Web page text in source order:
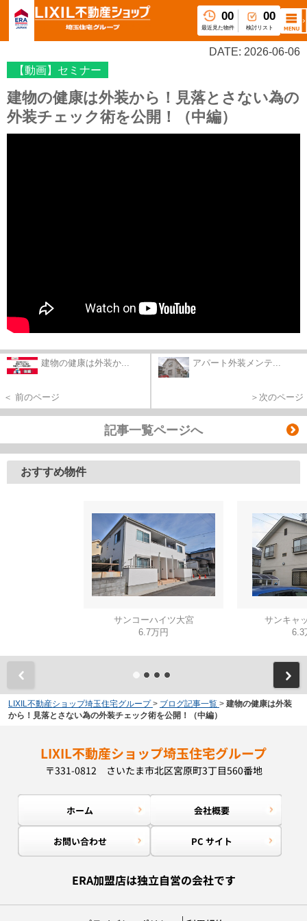
00
最近見た物件
00
検討リスト
DATE: 2026-06-06
【動画】セミナー
建物の健康は外装から！見落とさない為の
外装チェック術を公開！（中編）
建物の健康は外装か...
＜ 前のページ
アパート外装メンテ...
＞次のページ
記事一覧ページへ
おすすめ物件
サンコーハイツ大宮
6.7万円
サンキャ
6.3
LIXIL不動産ショップ埼玉住宅グループ > ブログ記事一覧 > 建物の健康は外装
から！見落とさない為の外装チェック術を公開！（中編）
LIXIL不動産ショップ埼玉住宅グループ
〒331-0812 さいたま市北区宮原町3丁目560番地
ホーム 会社概要
お問い合わせ PC サイト
ERA加盟店は独立自営の会社です